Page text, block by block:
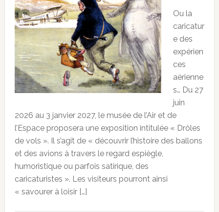
Ou la
caricatur
e des
expérien
ces
aérienne
s… Du 27
juin
2026 au 3 janvier 2027, le musée de l’Air et de
l’Espace proposera une exposition intitulée « Drôles
de vols ». Il s’agit de « découvrir l’histoire des ballons
et des avions à travers le regard espiègle,
humoristique ou parfois satirique, des
caricaturistes ». Les visiteurs pourront ainsi
« savourer à loisir […]